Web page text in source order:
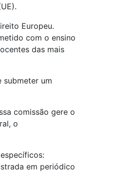
Europeu.
com o ensino
das mais
submeter um
comissão gere o
o
em periódico